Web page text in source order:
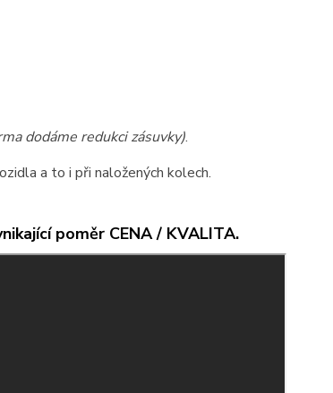
dodáme redukci zásuvky).
a to i při naložených kolech.
poměr CENA / KVALITA.